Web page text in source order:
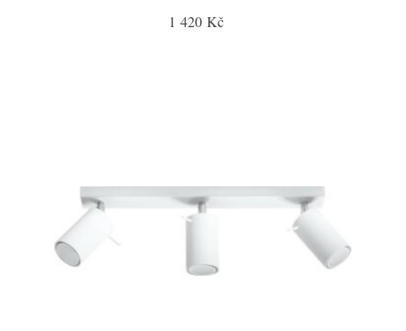
1 420 Kč